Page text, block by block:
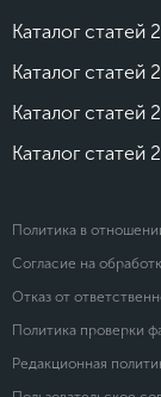
Каталог статей
Каталог статей
Каталог статей
Каталог статей
Политика в
Согласие на
Отказ от
Политика проверки
Редакционная